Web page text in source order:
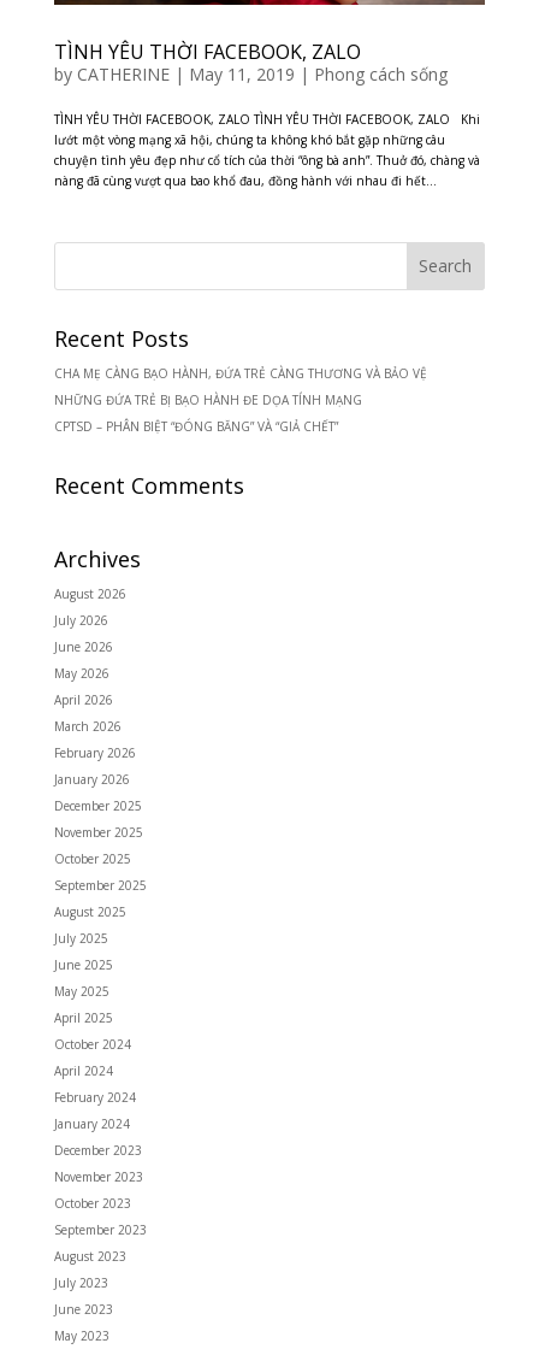
TÌNH YÊU THỜI FACEBOOK, ZALO
by CATHERINE| May 11, 2019 | Phong cách sống
TÌNH YÊU THỜI FACEBOOK, ZALO TÌNH YÊU THỜI FACEBOOK, ZALO Khi
lướt một vòng mạng xã hội, chúng ta không khó bắt gặp những câu
chuyện tình yêu đẹp như cổ tích của thời “ông bà anh”. Thuở đó, chàng và
nàng đã cùng vượt qua bao khổ đau, đồng hành với nhau đi hết...
Recent Posts
CHA MẸ CÀNG BẠO HÀNH, ĐỨA TRẺ CÀNG THƯƠNG VÀ BẢO VỆ
NHỮNG ĐỨA TRẺ BỊ BẠO HÀNH ĐE DỌA TÍNH MẠNG
CPTSD – PHÂN BIỆT “ĐÓNG BĂNG” VÀ “GIẢ CHẾT”
Recent Comments
Archives
August 2026
July 2026
June 2026
May 2026
April 2026
March 2026
February 2026
January 2026
December 2025
November 2025
October 2025
September 2025
August 2025
July 2025
June 2025
May 2025
April 2025
October 2024
April 2024
February 2024
January 2024
December 2023
November 2023
October 2023
September 2023
August 2023
July 2023
June 2023
May 2023